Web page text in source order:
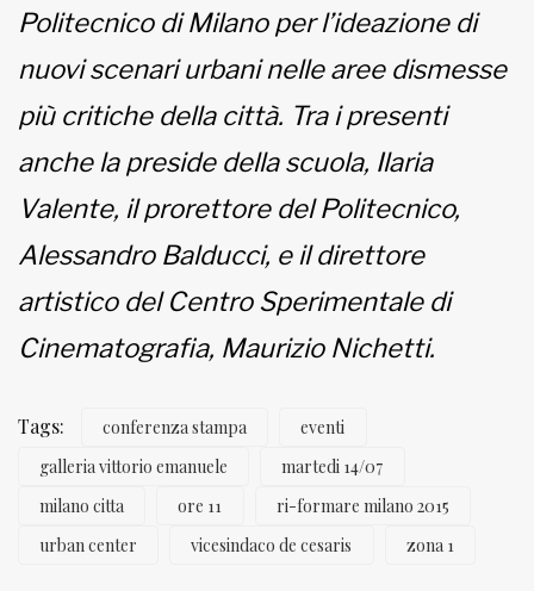
Politecnico di Milano per l’ideazione di
nuovi scenari urbani nelle aree dismesse
più critiche della città. Tra i presenti
anche la preside della scuola, Ilaria
Valente, il prorettore del Politecnico,
Alessandro Balducci, e il direttore
artistico del Centro Sperimentale di
Cinematografia, Maurizio Nichetti.
Tags: conferenza stampa
eventi
galleria vittorio emanuele
martedi 14/07
milano citta
ore 11
ri-formare milano 2015
urban center
vicesindaco de cesaris zona 1